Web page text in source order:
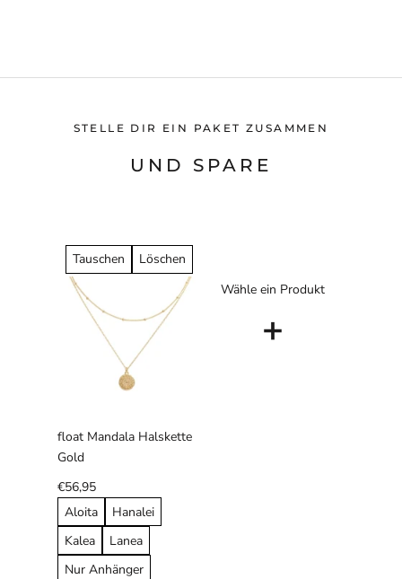
STELLE DIR EIN PAKET ZUSAMMEN
UND SPARE
Tauschen Löschen
float Mandala Halskette
Gold
€56,95
Aloita
Hanalei
Kalea
Lanea
Nur Anhänger
Wähle ein Produkt
+